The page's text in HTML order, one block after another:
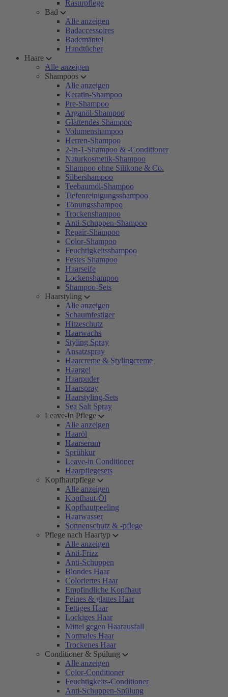
Rasurpflege
Bad
Alle anzeigen
Badaccessoires
Bademäntel
Handtücher
Haare
Alle anzeigen
Shampoos
Alle anzeigen
Keratin-Shampoo
Pre-Shampoo
Arganöl-Shampoo
Glättendes Shampoo
Volumenshampoo
Herren-Shampoo
2-in-1-Shampoo & -Conditioner
Naturkosmetik-Shampoo
Shampoo ohne Silikone & Co.
Silbershampoo
Teebaumöl-Shampoo
Tiefenreinigungsshampoo
Tönungsshampoo
Trockenshampoo
Anti-Schuppen-Shampoo
Repair-Shampoo
Color-Shampoo
Feuchtigkeitsshampoo
Festes Shampoo
Haarseife
Lockenshampoo
Shampoo-Sets
Haarstyling
Alle anzeigen
Schaumfestiger
Hitzeschutz
Haarwachs
Styling Spray
Ansatzspray
Haarcreme & Stylingcreme
Haargel
Haarpuder
Haarspray
Haarstyling-Sets
Sea Salt Spray
Leave-In Pflege
Alle anzeigen
Haaröl
Haarserum
Sprühkur
Leave-in Conditioner
Haarpflegesets
Kopfhautpflege
Alle anzeigen
Kopfhaut-Öl
Kopfhautpeeling
Haarwasser
Sonnenschutz & -pflege
Pflege nach Haartyp
Alle anzeigen
Anti-Frizz
Anti-Schuppen
Blondes Haar
Coloriertes Haar
Empfindliche Kopfhaut
Feines & glattes Haar
Fettiges Haar
Lockiges Haar
Mittel gegen Haarausfall
Normales Haar
Trockenes Haar
Conditioner & Spülung
Alle anzeigen
Color-Conditioner
Feuchtigkeits-Conditioner
Anti-Schuppen-Spülung